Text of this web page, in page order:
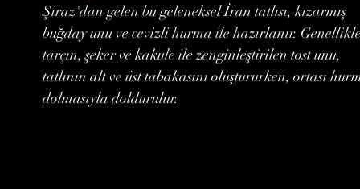
Şiraz'dan gelen bu geleneksel İran tatlısı, kızarmış
buğday unu ve cevizli hurma ile hazırlanır.
tarçın, şeker ve kakule ile zenginleştirilen tost unu,
tatlının alt ve üst tabakasını oluştururken, ortası
dolmasıyla doldurulur.